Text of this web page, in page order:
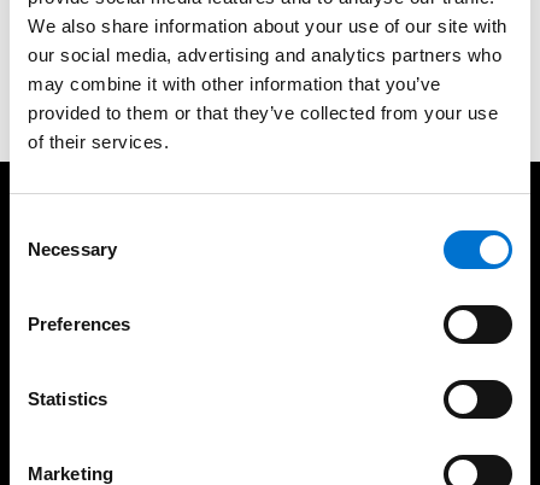
We also share information about your use of our site with
our social media, advertising and analytics partners who
may combine it with other information that you’ve
provided to them or that they’ve collected from your use
of their services.
Selection
Necessary
Preferences
Statistics
Marketing
Contactez-nous
A vos côtés pour vos projets
Concepteur de solutions
Menuiseries bas carbone